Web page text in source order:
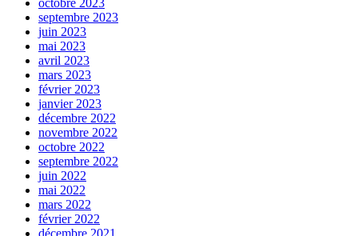
septembre 2023
juin 2023
mai 2023
avril 2023
mars 2023
février 2023
janvier 2023
décembre 2022
novembre 2022
octobre 2022
septembre 2022
juin 2022
mai 2022
mars 2022
février 2022
décembre 2021